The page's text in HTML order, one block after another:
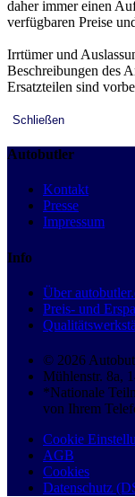
daher immer einen
verfügbaren Preise
Irrtümer und
Beschreibungen des
Ersatzteilen sind
Schließen
Autobutler
Kontakt
Presse
Impressum
Info
Über
Preis- und
© 2026
Mühlenstr. 8a,
*Nationale
von Ihrem
Cookie
AGB
Cookies
Datenschutz